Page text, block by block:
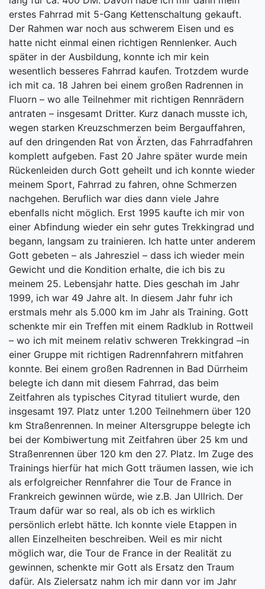
erstes Fahrrad mit 5-Gang Kettenschaltung gekauft.
Der Rahmen war noch aus schwerem Eisen und es
hatte nicht einmal einen richtigen Rennlenker. Auch
später in der Ausbildung, konnte ich mir kein
wesentlich besseres Fahrrad kaufen. Trotzdem wurde
ich mit ca. 18 Jahren bei einem großen Radrennen in
Fluorn – wo alle Teilnehmer mit richtigen Rennrädern
antraten – insgesamt Dritter. Kurz danach musste ich,
wegen starken Kreuzschmerzen beim Bergauffahren,
auf den dringenden Rat von Ärzten, das Fahrradfahren
komplett aufgeben. Fast 20 Jahre später wurde mein
Rückenleiden durch Gott geheilt und ich konnte wieder
meinem Sport, Fahrrad zu fahren, ohne Schmerzen
nachgehen. Beruflich war dies dann viele Jahre
ebenfalls nicht möglich. Erst 1995 kaufte ich mir von
einer Abfindung wieder ein sehr gutes Trekkingrad und
begann, langsam zu trainieren. Ich hatte unter anderem
Gott gebeten – als Jahresziel – dass ich wieder mein
Gewicht und die Kondition erhalte, die ich bis zu
meinem 25. Lebensjahr hatte. Dies geschah im Jahr
1999, ich war 49 Jahre alt. In diesem Jahr fuhr ich
erstmals mehr als 5.000 km im Jahr als Training. Gott
schenkte mir ein Treffen mit einem Radklub in Rottweil
– wo ich mit meinem relativ schweren Trekkingrad –in
einer Gruppe mit richtigen Radrennfahrern mitfahren
konnte. Bei einem großen Radrennen in Bad Dürrheim
belegte ich dann mit diesem Fahrrad, das beim
Zeitfahren als typisches Cityrad tituliert wurde, den
insgesamt 197. Platz unter 1.200 Teilnehmern über 120
km Straßenrennen. In meiner Altersgruppe belegte ich
bei der Kombiwertung mit Zeitfahren über 25 km und
Straßenrennen über 120 km den 27. Platz. Im Zuge des
Trainings hierfür hat mich Gott träumen lassen, wie ich
als erfolgreicher Rennfahrer die Tour de France in
Frankreich gewinnen würde, wie z.B. Jan Ullrich. Der
Traum dafür war so real, als ob ich es wirklich
persönlich erlebt hätte. Ich konnte viele Etappen in
allen Einzelheiten beschreiben. Weil es mir nicht
möglich war, die Tour de France in der Realität zu
gewinnen, schenkte mir Gott als Ersatz den Traum
dafür. Als Zielersatz nahm ich mir dann vor im Jahr